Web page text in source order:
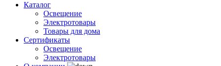
Каталог
Освещение
Электротовары
Товары для дома
Сертификаты
Освещение
Электротовары